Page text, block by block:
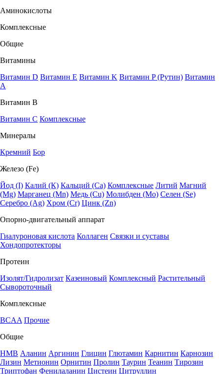
Аминокислоты
Комплексные
Общие
Витамины
Витамин D Витамин E Витамин K Витамин P (Рутин) Витамин
А
Витамин В
Витамин C Комплексные
Минералы
Кремний Бор
Железо (Fe)
Йод (I) Калий (К) Кальций (Са) Комплексные Литий Магний
(Mg) Марганец (Mn) Медь (Сu) Молибден (Мо) Селен (Se)
Серебро (Ag) Хром (Cr) Цинк (Zn)
Опорно-двигательный аппарат
Гиалуроновая кислота Коллаген Связки и суставы
Хондопротекторы
Протеин
Изолят/Гидролизат Казеиновый Комплексный Растительный
Сывороточный
Комплексные
BCAA Прочие
Общие
HMB Аланин Аргинин Глицин Глютамин Карнитин Карнозин
Лизин Метионин Орнитин Пролин Таурин Теанин Тирозин
Триптофан Фенилаланин Цистеин Цитруллин